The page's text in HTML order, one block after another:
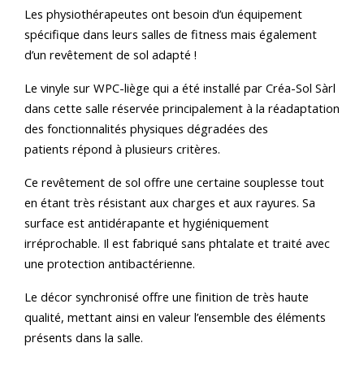
Les physiothérapeutes ont besoin d’un équipement
spécifique dans leurs salles de fitness mais également
d’un revêtement de sol adapté !
Le vinyle sur WPC-liège qui a été installé par Créa-Sol Sàrl
dans cette salle réservée principalement à la réadaptation
des fonctionnalités physiques dégradées des
patients répond à plusieurs critères.
Ce revêtement de sol offre une certaine souplesse tout
en étant très résistant aux charges et aux rayures. Sa
surface est antidérapante et hygiéniquement
irréprochable. Il est fabriqué sans phtalate et traité avec
une protection antibactérienne.
Le décor synchronisé offre une finition de très haute
qualité, mettant ainsi en valeur l’ensemble des éléments
présents dans la salle.